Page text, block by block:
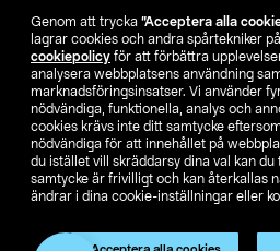
Genom att trycka ”Acceptera alla
lagrar cookies och andra spårtekniker
cookiepolicy för att förbättra
analysera webbplatsens användning
marknadsföringsinsatser. Vi använder
nödvändiga, funktionella, analys och
cookies krävs inte ditt samtycke
nödvändiga för att innehållet på
du istället vill skräddarsy dina val kan du
samtycke är frivilligt och kan återkallas
ändrar i dina cookie-inställningar eller
Produkten har
Hitta
SE NO
Ändra till priser